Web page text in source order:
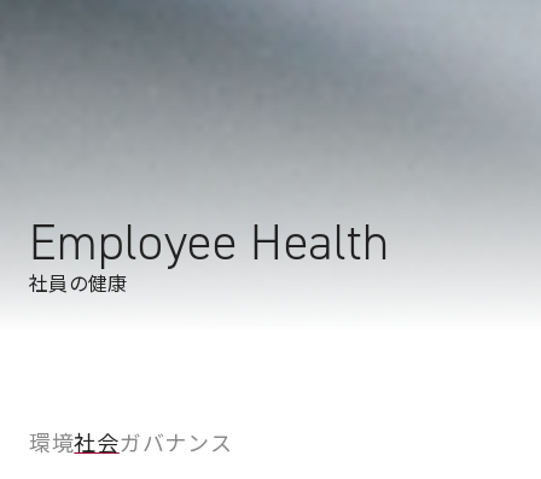
Employee Health
社員の健康
環境社会ガバナンス